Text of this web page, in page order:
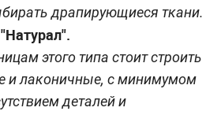
драпирующиеся ткани.
этого типа стоит строить
и лаконичные, с минимумом
деталей и